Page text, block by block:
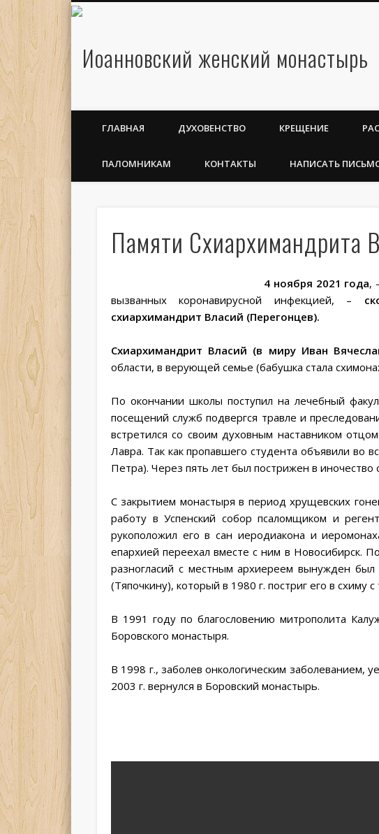
ГЛАВНАЯ ДУХОВЕНСТВО КРЕЩЕНИЕ
ПАЛОМНИКАМ КОНТАКТЫ НАПИСАТЬ
Памяти Схиархимандрита
4 ноября 2021 года,
вызванных коронавирусной инфекцией, –
схиархимандрит Власий (Перегонцев).
Схиархимандрит Власий (в миру Иван
области, в верующей семье (бабушка стала
По окончании школы поступил на лечебный
посещений служб подвергся травле и
встретился со своим духовным наставником
Лавра. Так как пропавшего студента объявили
Петра). Через пять лет был пострижен в иночество
С закрытием монастыря в период хрущевских
работу в Успенский собор псаломщиком и
рукоположил его в сан иеродиакона и
епархией переехал вместе с ним в Новосибирск.
разногласий с местным архиереем вынужден
(Тяпочкину), который в 1980 г. постриг его в схиму
В 1991 году по благословению митрополита
Боровского монастыря.
В 1998 г., заболев онкологическим заболеванием,
2003 г. вернулся в Боровский монастырь.